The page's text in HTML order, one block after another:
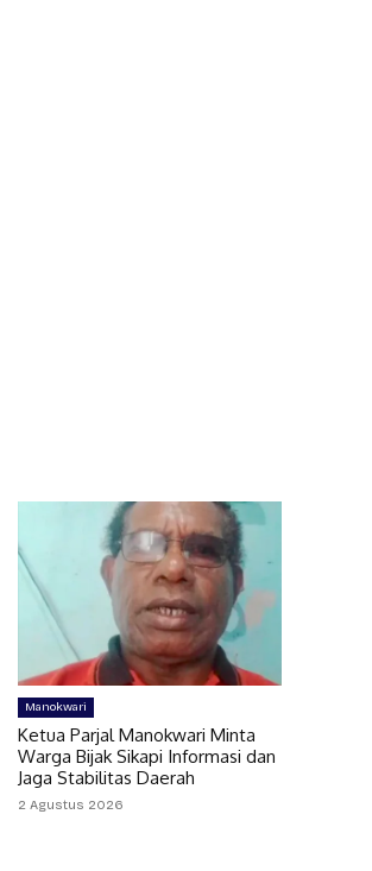
Manokwari
Ketua Parjal Manokwari Minta
Warga Bijak Sikapi Informasi dan
Jaga Stabilitas Daerah
2 Agustus 2026